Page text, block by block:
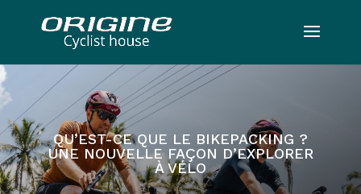
QU’EST-CE QUE LE BIKEPACKING ?
UNE NOUVELLE FAÇON D’EXPLORER
À VÉLO